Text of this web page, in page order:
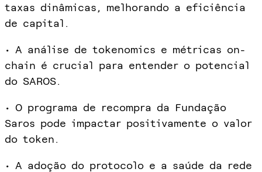
taxas dinâmicas, melhorando a eficiência
de capital.
• A análise de tokenomics e métricas on-
chain é crucial para entender o potencial
do SAROS.
• O programa de recompra da Fundação
Saros pode impactar positivamente o valor
do token.
• A adoção do protocolo e a saúde da rede